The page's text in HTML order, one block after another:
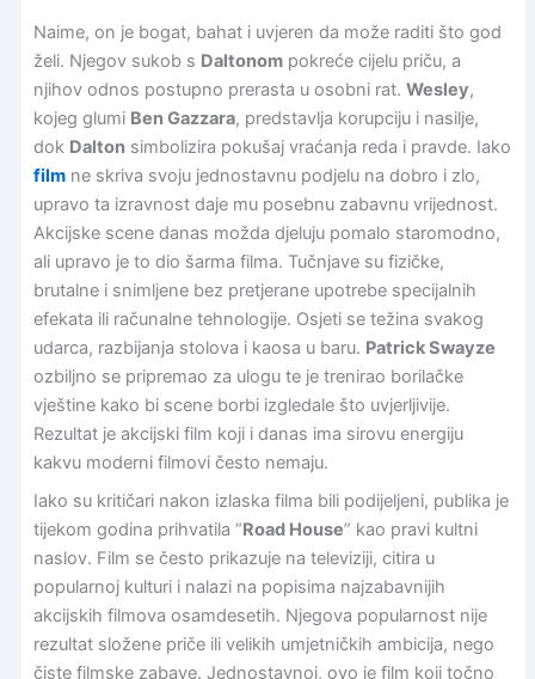
Naime, on je bogat, bahat i uvjeren da može raditi što god
želi. Njegov sukob s Daltonompokreće cijelu priču, a
njihov odnos postupno prerasta u osobni rat. Wesley,
kojeg glumi Ben Gazzara, predstavlja korupciju i nasilje,
dok Daltonsimbolizira pokušaj vraćanja reda i pravde. Iako
filmne skriva svoju jednostavnu podjelu na dobro i zlo,
upravo ta izravnost daje mu posebnu zabavnu vrijednost.
Akcijske scene danas možda djeluju pomalo staromodno,
ali upravo je to dio šarma filma. Tučnjave su fizičke,
brutalne i snimljene bez pretjerane upotrebe specijalnih
efekata ili računalne tehnologije. Osjeti se težina svakog
udarca, razbijanja stolova i kaosa u baru. Patrick Swayze
ozbiljno se pripremao za ulogu te je trenirao borilačke
vještine kako bi scene borbi izgledale što uvjerljivije.
Rezultat je akcijski film koji i danas ima sirovu energiju
kakvu moderni filmovi često nemaju.
Iako su kritičari nakon izlaska filma bili podijeljeni, publika je
tijekom godina prihvatila “Road House” kao pravi kultni
naslov. Film se često prikazuje na televiziji, citira u
popularnoj kulturi i nalazi na popisima najzabavnijih
akcijskih filmova osamdesetih. Njegova popularnost nije
rezultat složene priče ili velikih umjetničkih ambicija, nego
čiste filmske zabave. Jednostavnoi, ovo je film koji točno